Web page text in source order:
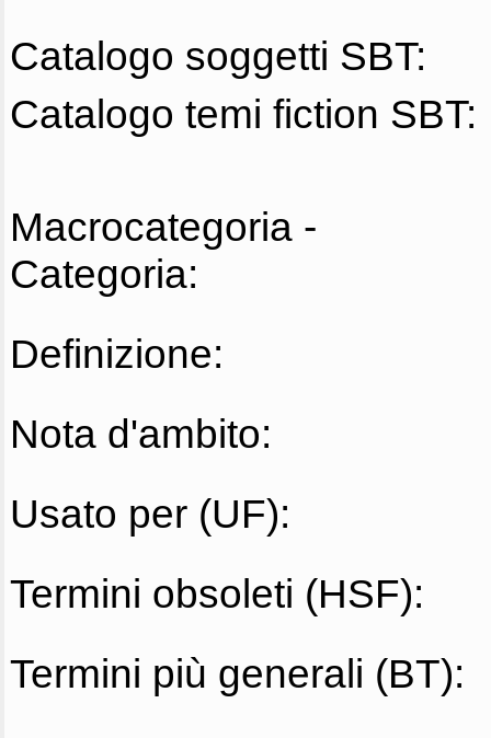
Catalogo soggetti SBT:
Catalogo temi fiction SBT:
Macrocategoria -
Categoria:
Definizione:
Nota d'ambito:
Usato per (UF):
Termini obsoleti (HSF):
Termini più generali (BT):